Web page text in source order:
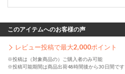
このアイテムへのお客様の声
レビュー投稿で最大2,000ポイント
※投稿は（対象商品の）ご購入者のみ可能
※投稿可能期間は商品出荷48時間後から30日間です